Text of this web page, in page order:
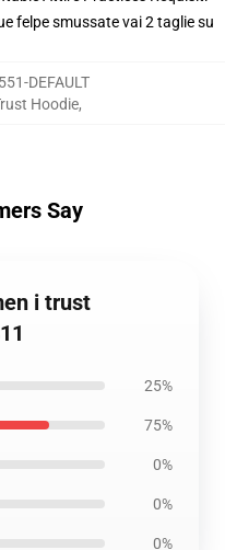
felpe smussate vai 2 taglie su
DEFAULT
Hoodie,
Say
i trust
25%
75%
0%
0%
0%